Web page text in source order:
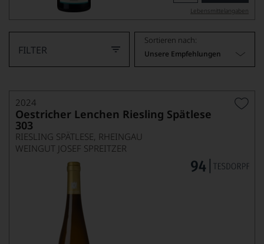
Lebensmittel­angaben
FILTER
Sortieren nach:
Unsere Empfehlungen
2024
Oestricher Lenchen Riesling Spätlese
303
RIESLING SPÄTLESE, RHEINGAU
WEINGUT JOSEF SPREITZER